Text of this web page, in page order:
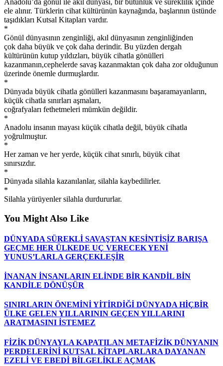
ele alınır. Türklerin cihat kültürünün kaynağında, başlarının üstünde
taşıdıkları Kutsal Kitapları vardır.
*
Gönül dünyasının zenginliği, akıl dünyasının zenginliğinden
çok daha büyük ve çok daha derindir. Bu yüzden dergah
kültürünün kutup yıldızları, büyük cihatla gönülleri
kazanmanın,cephelerde savaş kazanmaktan çok daha zor olduğunun
üzerinde önemle durmuşlardır.
*
Dünyada büyük cihatla gönülleri kazanmasını başaramayanların,
küçük cihatla sınırları aşmaları,
coğrafyaları fethetmeleri mümkün değildir.
*
Anadolu insanın mayası küçük cihatla değil, büyük cihatla
yoğrulmuştur.
*
Her zaman ve her yerde, küçük cihat sınırlı, büyük cihat
sınırsızdır.
*
Dünyada silahla kazanılanlar, silahla kaybedilirler.
*
Silahla yürüyenler silahla durdururlar.
You Might Also Like
DÜNYADA SÜREKLİ SAVAŞTAN KESİNTİSİZ BARIŞA
GEÇME HER ÜLKEDE UÇ VERECEK YENİ
YUNUS’LARLA GERÇEKLEŞİR
İNANAN İNSANLARIN ELİNDE BİR KANDİL BİN
KANDİLE DÖNÜŞÜR
SINIRLARIN ÖNEMİNİ YİTİRDİĞİ DÜNYADA HİÇBİR
ÜLKE GELEN YILLARININ GEÇEN YILLARINI
ARATMASINI İSTEMEZ
FİZİK DÜNYAYLA KAPATILAN METAFİZİK DÜNYANIN
PERDELERİNİ KUTSAL KİTAPLARLARA DAYANAN
EZELİ VE EBEDİ BİLGELİKLE AÇMAK